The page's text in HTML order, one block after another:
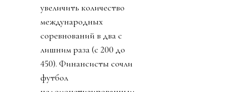
увеличить количество
международных
соревнований в два с
лишним раза (с 200 до
450). Финансисты сочли
футбол